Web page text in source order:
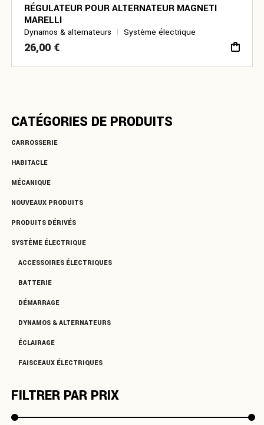
RÉGULATEUR POUR ALTERNATEUR MAGNETI
MARELLI
Dynamos & alternateurs Système électrique
26,00 €
CATÉGORIES DE PRODUITS
CARROSSERIE
HABITACLE
MÉCANIQUE
NOUVEAUX PRODUITS
PRODUITS DÉRIVÉS
SYSTÈME ÉLECTRIQUE
ACCESSOIRES ÉLECTRIQUES
BATTERIE
DÉMARRAGE
DYNAMOS & ALTERNATEURS
ÉCLAIRAGE
FAISCEAUX ÉLECTRIQUES
FILTRER PAR PRIX